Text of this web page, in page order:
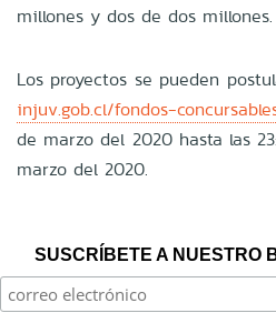
millones y dos de dos millones.
Los proyectos se pueden
injuv.gob.cl/fondos-
de marzo del 2020 hasta las
marzo del 2020.
SUSCRÍBETE A NUESTRO